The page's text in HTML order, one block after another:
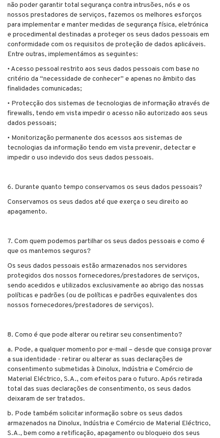
não poder garantir total segurança contra intrusões, nós e os
nossos prestadores de serviços, fazemos os melhores esforços
para implementar e manter medidas de segurança física, eletrónica
e procedimental destinadas a proteger os seus dados pessoais em
conformidade com os requisitos de proteção de dados aplicáveis.
Entre outras, implementámos as seguintes:
• Acesso pessoal restrito aos seus dados pessoais com base no
critério da “necessidade de conhecer” e apenas no âmbito das
finalidades comunicadas;
• Protecção dos sistemas de tecnologias de informação através de
firewalls, tendo em vista impedir o acesso não autorizado aos seus
dados pessoais;
• Monitorização permanente dos acessos aos sistemas de
tecnologias da informação tendo em vista prevenir, detectar e
impedir o uso indevido dos seus dados pessoais.
6. Durante quanto tempo conservamos os seus dados pessoais?
Conservamos os seus dados até que exerça o seu direito ao
apagamento.
7. Com quem podemos partilhar os seus dados pessoais e como é
que os mantemos seguros?
Os seus dados pessoais estão armazenados nos servidores
protegidos dos nossos fornecedores/prestadores de serviços,
sendo acedidos e utilizados exclusivamente ao abrigo das nossas
políticas e padrões (ou de políticas e padrões equivalentes dos
nossos fornecedores/prestadores de serviços).
8. Como é que pode alterar ou retirar seu consentimento?
a. Pode, a qualquer momento por e-mail – desde que consiga provar
a sua identidade - retirar ou alterar as suas declarações de
consentimento submetidas à Dinolux, Indústria e Comércio de
Material Eléctrico, S.A., com efeitos para o futuro. Após retirada
total das suas declarações de consentimento, os seus dados
deixaram de ser tratados.
b. Pode também solicitar informação sobre os seus dados
armazenados na Dinolux, Indústria e Comércio de Material Eléctrico,
S.A., bem como a retificação, apagamento ou bloqueio dos seus